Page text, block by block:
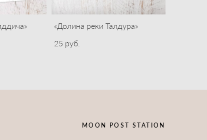
«Долина реки Талдура»
25 pуб.
MOON POST STATION